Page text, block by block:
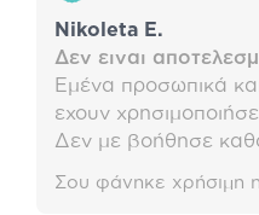
Nikoleta E.
Δεν ειναι
Εμένα προσωπικά και άλλα 2 άτομα που το
εχουν χρησιμοποιήσεις
Δεν με
Σου φάνηκε χρήσιμη